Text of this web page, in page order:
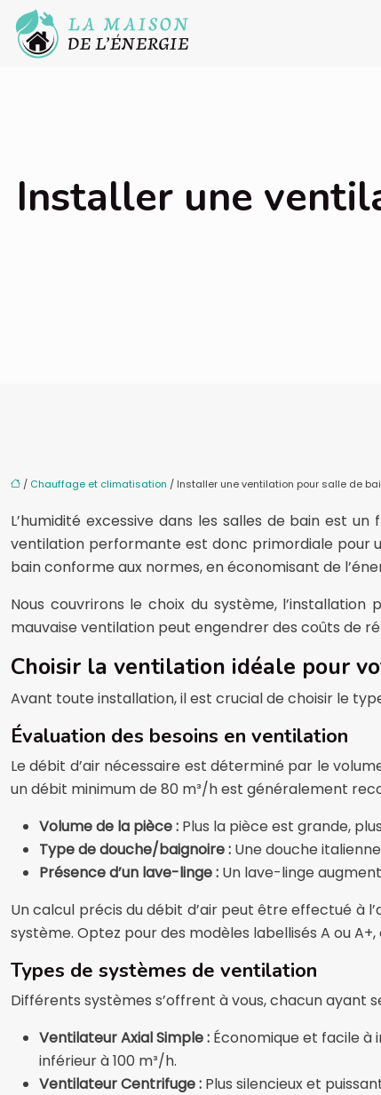
Installer une
/ Chauffage et climatisation / Installer une ventilation pour salle de
L’humidité excessive dans les salles de bain est
ventilation performante est donc primordiale pour
bain conforme aux normes, en économisant de
Nous couvrirons le choix du système,
mauvaise ventilation peut engendrer des coûts de
Choisir la ventilation idéale pour
Avant toute installation, il est crucial de choisir le
Évaluation des besoins en ventilation
Le débit d’air nécessaire est déterminé par le
un débit minimum de 80 m³/h est généralement
Volume de la pièce : Plus la pièce est grande,
Type de douche/baignoire : Une douche
Présence d’un lave-linge : Un lave-linge
Un calcul précis du débit d’air peut être effectué à
système. Optez pour des modèles labellisés A ou
Types de systèmes de ventilation
Différents systèmes s’offrent à vous, chacun ayant
Ventilateur Axial Simple : Économique et facile à
inférieur à 100 m³/h.
Ventilateur Centrifuge : Plus silencieux et